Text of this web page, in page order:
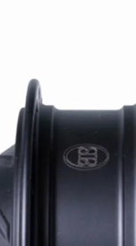
500W
W que é adequado